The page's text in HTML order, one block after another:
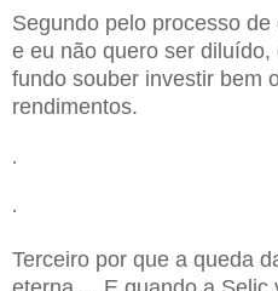
Segundo pelo processo
e eu não quero ser
fundo souber investir bem
rendimentos.
.
.
Terceiro por que a queda